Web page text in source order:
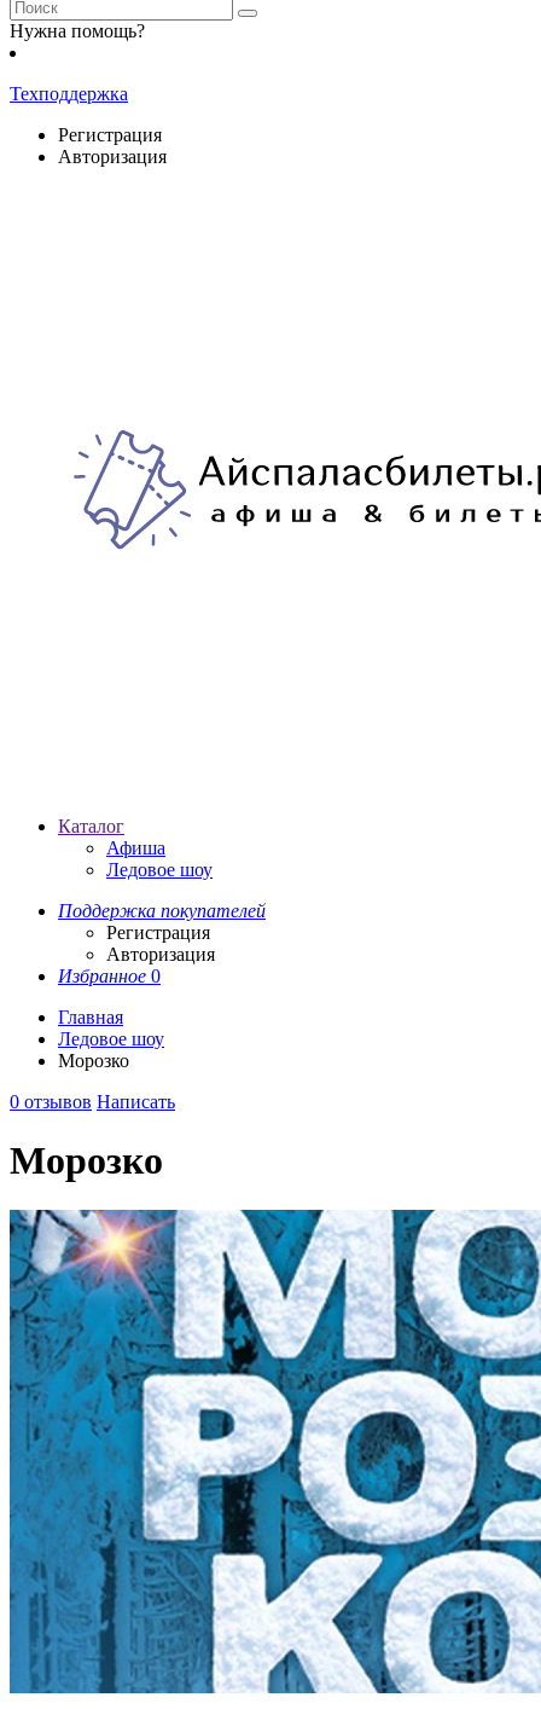
Нужна помощь?
Техподдержка
Регистрация
Авторизация
Каталог
Афиша
Ледовое шоу
Поддержка покупателей
Регистрация
Авторизация
Избранное 0
Главная
Ледовое шоу
Морозко
0 отзывов Написать
Морозко